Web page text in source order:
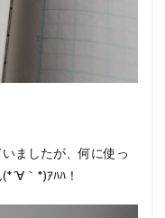
ましたが、何に使っ
｀*)ｱﾊﾊ！